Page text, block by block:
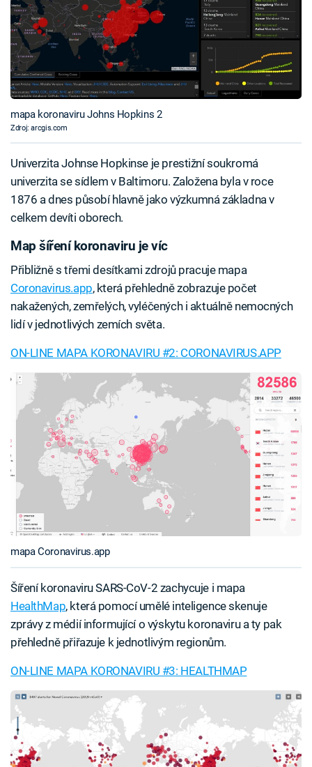
mapa koronaviru Johns Hopkins 2
Zdroj: arcgis.com
Univerzita Johnse Hopkinse je prestižní soukromá
univerzita se sídlem v Baltimoru. Založena byla v roce
1876 a dnes působí hlavně jako výzkumná základna v
celkem devíti oborech.
Map šíření koronaviru je víc
Přibližně s třemi desítkami zdrojů pracuje mapa
Coronavirus.app, která přehledně zobrazuje počet
nakažených, zemřelých, vyléčených i aktuálně nemocných
lidí v jednotlivých zemích světa.
ON-LINE MAPA KORONAVIRU #2: CORONAVIRUS.APP
mapa Coronavirus.app
Šíření koronaviru SARS-CoV-2 zachycuje i mapa
HealthMap, která pomocí umělé inteligence skenuje
zprávy z médií informující o výskytu koronaviru a ty pak
přehledně přiřazuje k jednotlivým regionům.
ON-LINE MAPA KORONAVIRU #3: HEALTHMAP